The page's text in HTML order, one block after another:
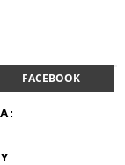
FACEBOOK